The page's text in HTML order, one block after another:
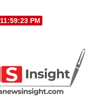
11:59:24 PM